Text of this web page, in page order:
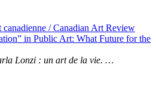
/ Canadian Art Review
in Public Art: What Future for the
Lonzi : un art de la vie. …